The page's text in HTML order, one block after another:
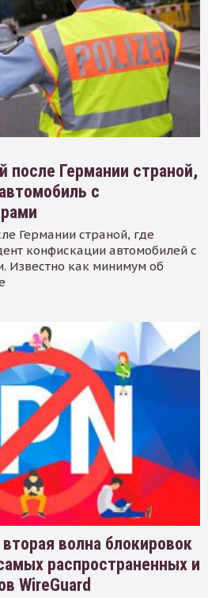
после Германии страной,
с
Германии страной, где
конфискации автомобилей с
Известно как минимум об
волна блокировок
распространенных и
WireGuard